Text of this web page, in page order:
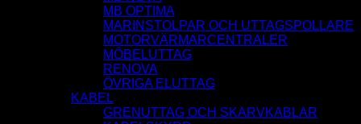
MB OPTIMA
MARINSTOLPAR OCH UTTAGSPOLLARE
MOTORVÄRMARCENTRALER
MÖBELUTTAG
RENOVA
ÖVRIGA ELUTTAG
KABEL
GRENUTTAG OCH SKARVKABLAR